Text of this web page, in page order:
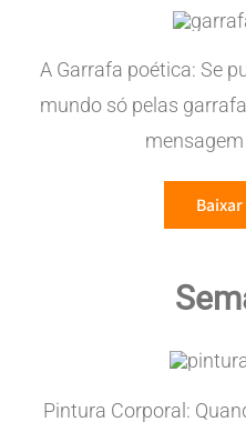
A Garrafa poética: Se
mundo só pelas
Pintura Corporal: